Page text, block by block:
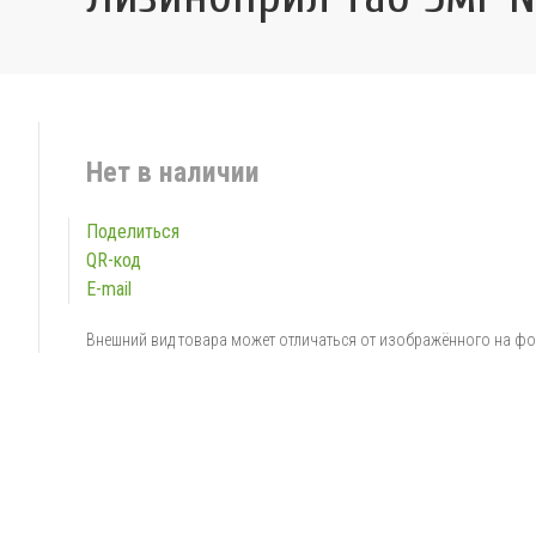
Нет в наличии
Поделиться
QR-код
E-mail
Внешний вид товара может отличаться от изображённого на